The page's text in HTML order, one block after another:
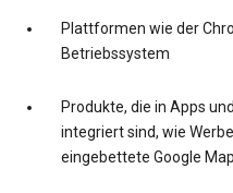
Plattformen wie der
Betriebssystem
Produkte, die in Apps
integriert sind, wie
eingebettete Google